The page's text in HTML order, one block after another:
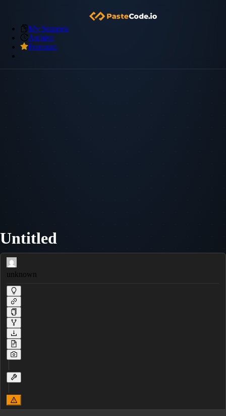
My Snippets
Archive
Premium
Untitled
unknown